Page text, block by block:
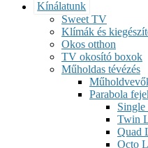
Kínálatunk
Sweet TV
Klímák és
Okos otthon
TV okosító boxok
Műholdas tévézés
Parabola
Twin
Quad
Octo